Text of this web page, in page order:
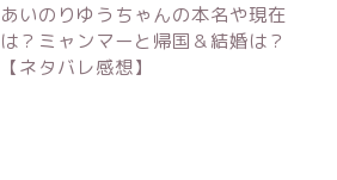
あいのりゆうちゃんの本名や現在
は？ミャンマーと帰国＆結婚は？
【ネタバレ感想】